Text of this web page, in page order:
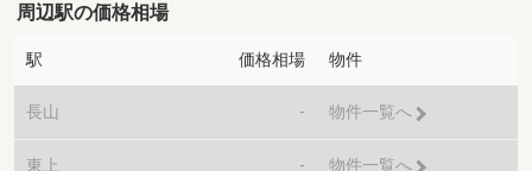
周辺駅の価格相場
駅 価格相場 物件
長山 - 物件一覧へ
東上 - 物件一覧へ